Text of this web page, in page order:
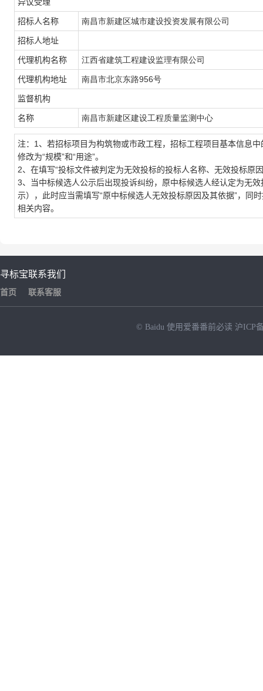
招标人名称 南昌市新建区城市建设投资发展有限公司
招标人地址
代理机构名称 江西省建筑工程建设监理有限公司
代理机构地址 南昌市北京东路956号
监督机构
名称 南昌市新建区建设工程质量监测中心
注：1、若招标项目为构筑物或市政工程，招标工程项目基本信息中
修改为“规模”和“用途”。
2、在填写“投标文件被判定为无效投标的投标人名称、无效投标原
3、当中标候选人公示后出现投诉纠纷，原中标候选人经认定为无
示），此时应当需填写“原中标候选人无效投标原因及其依据”，同
相关内容。
寻标宝
首页
联系我们
联系客服
© Baidu 使用爱番番前必读 沪ICP